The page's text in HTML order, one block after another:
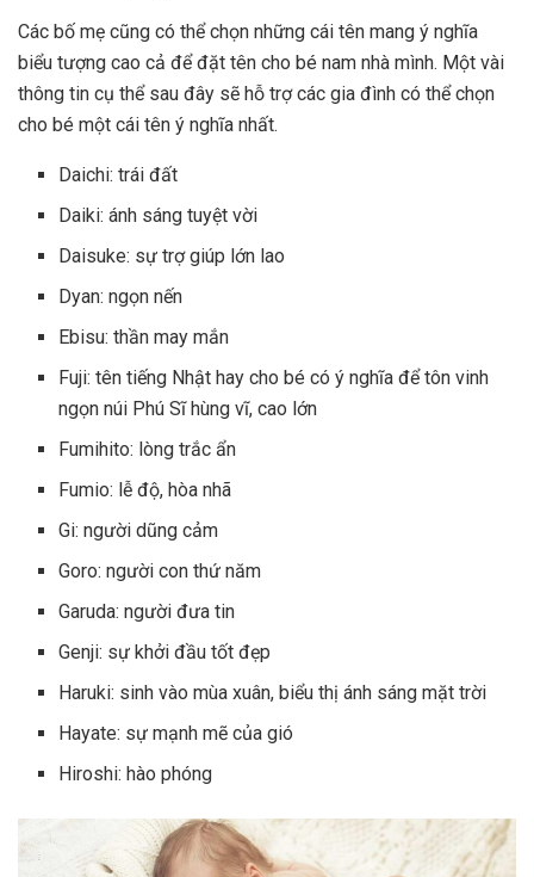
Các bố mẹ cũng có thể chọn những cái tên mang ý nghĩa
biểu tượng cao cả để đặt tên cho bé nam nhà mình. Một vài
thông tin cụ thể sau đây sẽ hỗ trợ các gia đình có thể chọn
cho bé một cái tên ý nghĩa nhất.
Daichi: trái đất
Daiki: ánh sáng tuyệt vời
Daisuke: sự trợ giúp lớn lao
Dyan: ngọn nến
Ebisu: thần may mắn
Fuji: tên tiếng Nhật hay cho bé có ý nghĩa để tôn vinh
ngọn núi Phú Sĩ hùng vĩ, cao lớn
Fumihito: lòng trắc ẩn
Fumio: lễ độ, hòa nhã
Gi: người dũng cảm
Goro: người con thứ năm
Garuda: người đưa tin
Genji: sự khởi đầu tốt đẹp
Haruki: sinh vào mùa xuân, biểu thị ánh sáng mặt trời
Hayate: sự mạnh mẽ của gió
Hiroshi: hào phóng